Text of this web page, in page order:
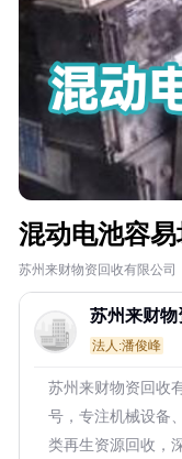
混动电池容
苏州来财物资回收有限公司
苏州来财物
法人:潘俊峰
苏州来财物资回收
号，专注机械设备
类再生资源回收，